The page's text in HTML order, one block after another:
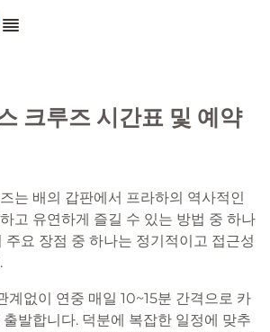
크루즈 시간표 및 예약
는 배의 갑판에서 프라하의 역사적인
고 유연하게 즐길 수 있는 방법 중 하나
주요 장점 중 하나는 정기적이고 접근성
계없이 연중 매일 10~15분 간격으로 카
발합니다. 덕분에 복잡한 일정에 맞추